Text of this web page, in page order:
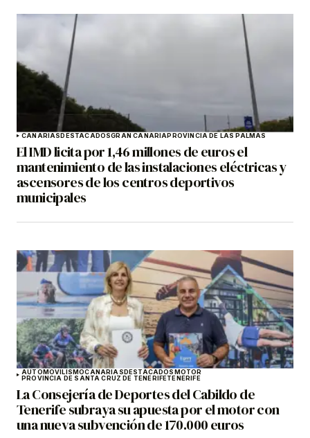
CANARIASDESTACADOSGRAN CANARIAPROVINCIA DE LAS PALMAS
El IMD licita por 1,46 millones de euros el
mantenimiento de las instalaciones eléctricas y
ascensores de los centros deportivos
municipales
AUTOMOVILISMOCANARIASDESTACADOSMOTOR
PROVINCIA DE SANTA CRUZ DE TENERIFETENERIFE
La Consejería de Deportes del Cabildo de
Tenerife subraya su apuesta por el motor con
una nueva subvención de 170.000 euros